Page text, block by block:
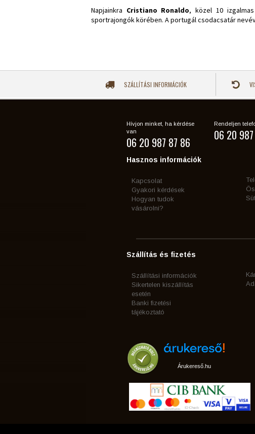
Napjainkra Cristiano Ronaldo, közel 10
sportrajongók körében. A portugál csodacsatár
SZÁLLÍTÁSI INFORMÁCIÓK
Hívjon minket, ha kérdése
van
06 20 987 87 86
Rendeljen
06 20 987
Hasznos információk
Kapcsolat
Gyakori kérdések
Hogyan tudok
vásárolni?
Szállítás és fizetés
Szállítási információk
Sikertelen kiszállítás
esetén
Banki fizetési
tájékoztató
Árukereső.hu